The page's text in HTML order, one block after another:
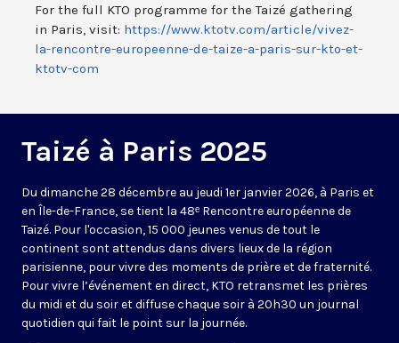
For the full KTO programme for the Taizé gathering
in Paris, visit: https://www.ktotv.com/article/vivez-
la-rencontre-europeenne-de-taize-a-paris-sur-kto-et-
ktotv-com
Taizé à Paris 2025
Du dimanche 28 décembre au jeudi 1er janvier 2026, à Paris et
en Île-de-France, se tient la 48ᵉ Rencontre européenne de
Taizé. Pour l'occasion, 15 000 jeunes venus de tout le
continent sont attendus dans divers lieux de la région
parisienne, pour vivre des moments de prière et de fraternité.
Pour vivre l’événement en direct, KTO retransmet les prières
du midi et du soir et diffuse chaque soir à 20h30 un journal
quotidien qui fait le point sur la journée.